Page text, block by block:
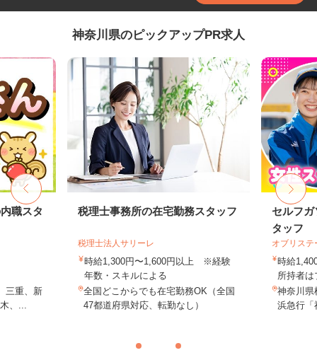
神奈川県のピックアップPR求人
職スタ
三重、新
、...
税理士事務所の在宅勤務スタッフ
税理士法人サリーレ
時給1,300円〜1,600円以上 ※経験
年数・スキルによる
全国どこからでも在宅勤務OK（全国
47都道府県対応、転勤なし）
セルフ
タッフ
オブリス
時給
所持者
神奈川県
浜急行「